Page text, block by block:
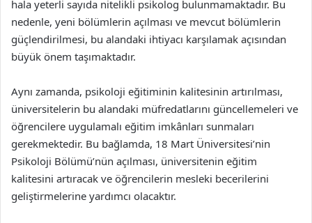
hala yeterli sayıda nitelikli psikolog bulunmamaktadır. Bu
nedenle, yeni bölümlerin açılması ve mevcut bölümlerin
güçlendirilmesi, bu alandaki ihtiyacı karşılamak açısından
büyük önem taşımaktadır.
Aynı zamanda, psikoloji eğitiminin kalitesinin artırılması,
üniversitelerin bu alandaki müfredatlarını güncellemeleri ve
öğrencilere uygulamalı eğitim imkânları sunmaları
gerekmektedir. Bu bağlamda, 18 Mart Üniversitesi’nin
Psikoloji Bölümü’nün açılması, üniversitenin eğitim
kalitesini artıracak ve öğrencilerin mesleki becerilerini
geliştirmelerine yardımcı olacaktır.